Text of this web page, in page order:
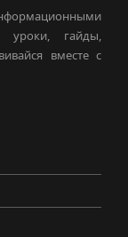
уроки, гайды,
вместе с